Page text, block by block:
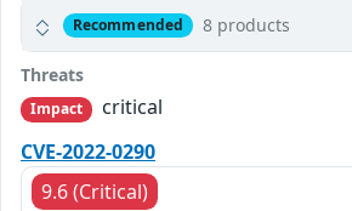
Recommended 8 products
Threats
Impact
critical
CVE-2022-0290
9.6 (Critical)